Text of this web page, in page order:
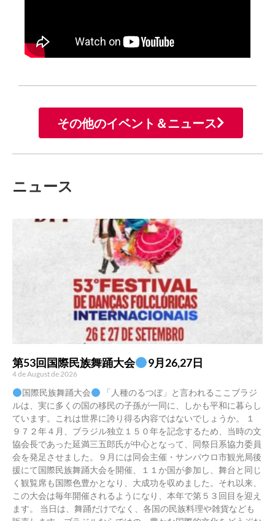
その他のイベント＆ニュース
ニュース
第53回国際民族舞踊大会 9月26,27日
4 de August de 2026
国際民族舞踊大会
「人種のるつぼ」と言われるここブラジ
ルは、実に多くの国の移民の子孫が一同に、しかも平和に暮らし
ています。これは世界に誇り得る内容ではないでしょうか。 １
９７２年４月、ブラジル独立１５０年を記念するため、当時の文
協会長であった延満三五郎氏が中心となって、同祭日系協力委員
会を発足させました。９月には同会主催・サンパウロ市観光局後
援にて国際民族舞踊大会を開催、１１か国が参加し、舞台と同じ
く観覧席も国際色豊かとなり、大成功を収めました。それ以来、
この大会は毎年開催されるようになり、本年で第５３回目を迎え
ます。 当日は、舞踊だけでなく、各国の民族料理や雑貨なども